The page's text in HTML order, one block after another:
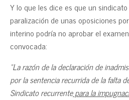
Y lo que les dice es que un
paralización de unas oposiciones
interino podría no aprobar el
convocada:
“La razón de la declaración de
por la sentencia recurrida de la falta
Sindicato recurrentepara la